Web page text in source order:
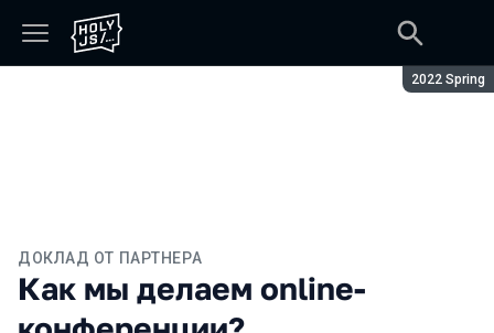
Сезон:
2022 Spring
ДОКЛАД ОТ ПАРТНЕРА
Как мы делаем online-